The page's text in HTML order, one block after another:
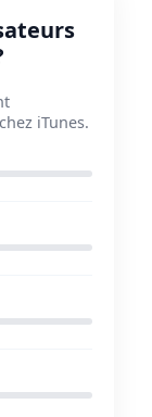
iTunes.